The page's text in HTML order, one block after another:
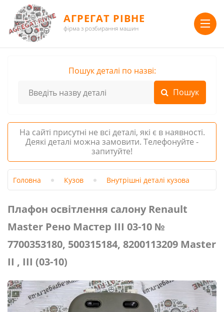
АГРЕГАТ РІВНЕ
фірма з розбирання машин
Пошук деталі по назві:
На сайті присутні не всі деталі, які є в наявності.
Деякі деталі можна замовити. Телефонуйте -
запитуйте!
Головна Кузов Внутрішні деталі кузова
Плафон освітлення салону Renault
Master Рено Мастер III 03-10 №
7700353180, 500315184, 8200113209 Master
II , III (03-10)